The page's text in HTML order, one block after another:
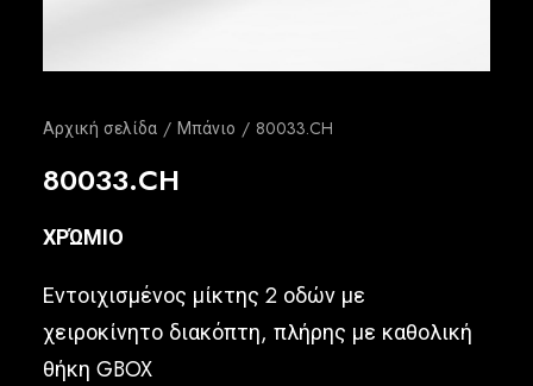
Αρχική σελίδα Μπάνιο 80033.CH
80033.CH
ΧΡΏΜΙΟ
Εντοιχισμένος μίκτης 2 οδών με
χειροκίνητο διακόπτη, πλήρης με καθολική
θήκη GBOX